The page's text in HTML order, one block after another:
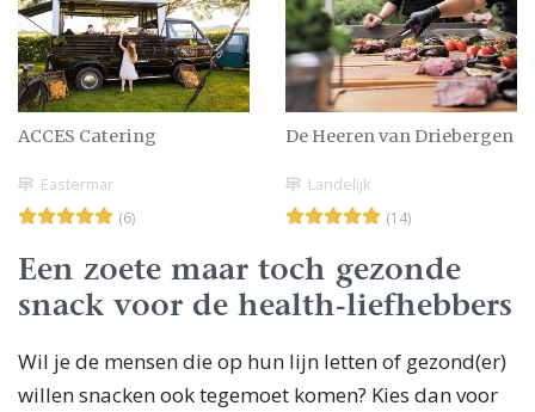
ACCES Catering
Eastermar
(6)
De Heeren van Driebergen
Landelijk
(14)
Een zoete maar toch gezonde
snack voor de health-liefhebbers
Wil je de mensen die op hun lijn letten of gezond(er)
willen snacken ook tegemoet komen? Kies dan voor